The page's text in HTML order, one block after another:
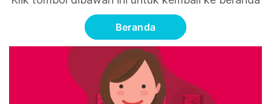
Beranda